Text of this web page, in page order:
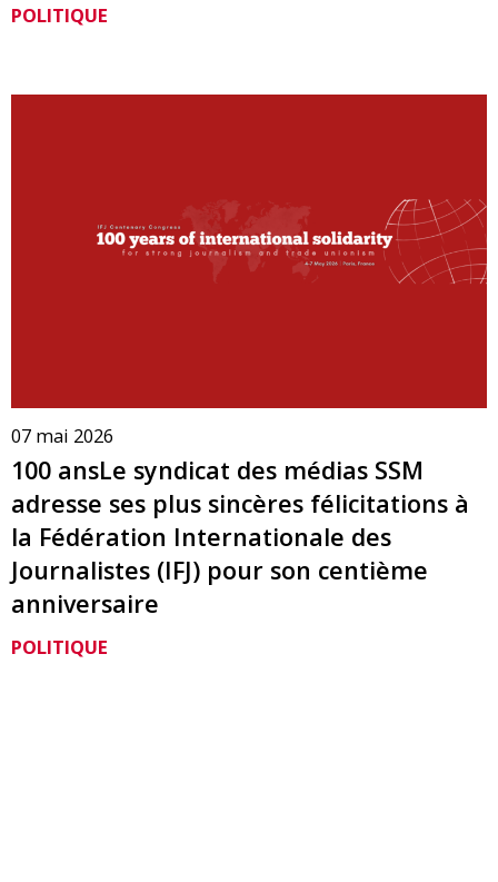
POLITIQUE
07 mai 2026
100 ansLe syndicat des médias SSM
adresse ses plus sincères félicitations à
la Fédération Internationale des
Journalistes (IFJ) pour son centième
anniversaire
POLITIQUE